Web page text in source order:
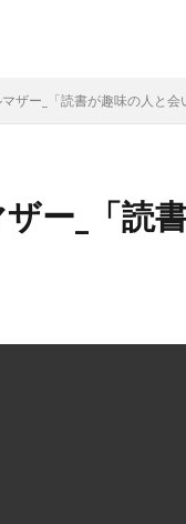
ザー_「読書が趣味の人と会
ー_「読